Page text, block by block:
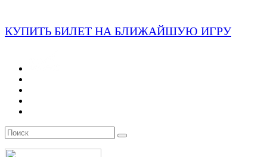
КУПИТЬ БИЛЕТ НА БЛИЖАЙШУЮ ИГРУ